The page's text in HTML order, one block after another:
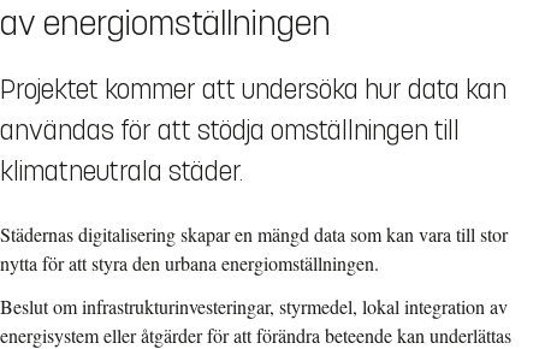
av energiomställningen
Projektet kommer att undersöka hur data kan
användas för att stödja omställningen till
klimatneutrala städer.
Städernas digitalisering skapar en mängd data som kan vara till stor
nytta för att styra den urbana energiomställningen.
Beslut om infrastrukturinvesteringar, styrmedel, lokal integration av
energisystem eller åtgärder för att förändra beteende kan underlättas